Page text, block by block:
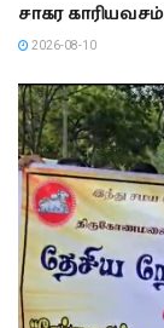
சாகர
2026-08-10